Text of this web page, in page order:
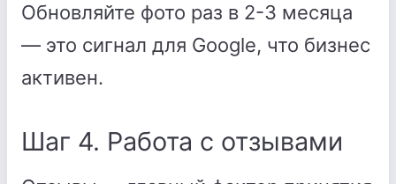
Обновляйте фото раз в 2-3 месяца
— это сигнал для Google, что бизнес
активен.
Шаг 4. Работа с отзывами